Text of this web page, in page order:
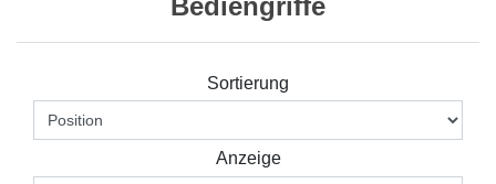
Bediengriffe
Sortierung
Anzeige